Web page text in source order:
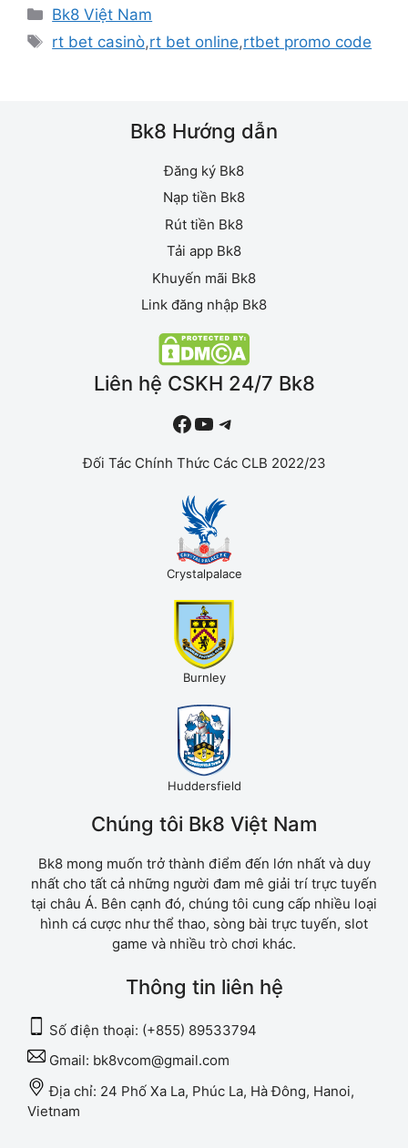
Danh
mục
Bk8 Việt Nam
Thẻ
rt bet casinò,rt bet online,rtbet promo code
Bk8 Hướng dẫn
Đăng ký Bk8
Nạp tiền Bk8
Rút tiền Bk8
Tải app Bk8
Khuyến mãi Bk8
Link đăng nhập Bk8
Liên hệ CSKH 24/7 Bk8
# YouTube Telegram
Đối Tác Chính Thức Các CLB 2022/23
Crystalpalace
Burnley
Huddersfield
Chúng tôi Bk8 Việt Nam
Bk8 mong muốn trở thành điểm đến lớn nhất và duy
nhất cho tất cả những người đam mê giải trí trực tuyến
tại châu Á. Bên cạnh đó, chúng tôi cung cấp nhiều loại
hình cá cược như thể thao, sòng bài trực tuyến, slot
game và nhiều trò chơi khác.
Thông tin liên hệ
Số điện thoại: (+855) 89533794
Gmail: bk8vcom@gmail.com
Địa chỉ: 24 Phố Xa La, Phúc La, Hà Đông, Hanoi,
Vietnam